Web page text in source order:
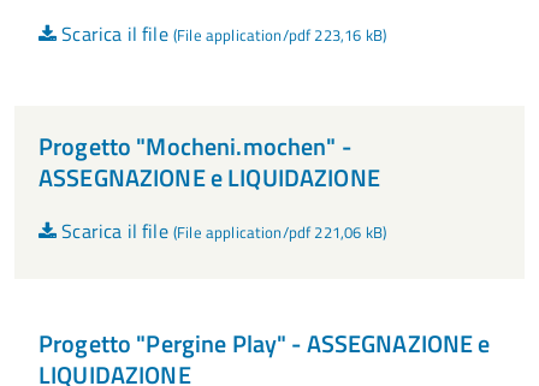
Scarica il file (File application/pdf 223,16 kB)
Progetto "Mocheni.mochen" -
ASSEGNAZIONE e LIQUIDAZIONE
Scarica il file (File application/pdf 221,06 kB)
Progetto "Pergine Play" - ASSEGNAZIONE e
LIQUIDAZIONE